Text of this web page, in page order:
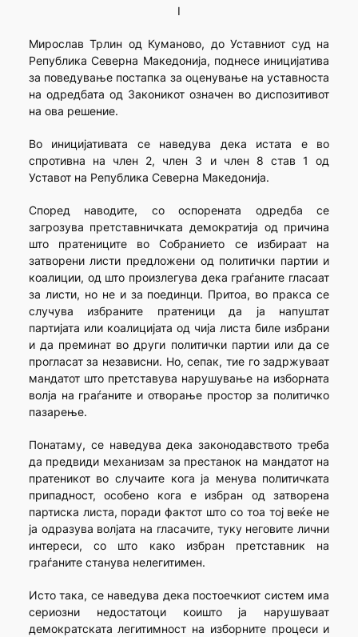
I
Мирослав Трлин од Куманово, до Уставниот суд на
Република Северна Македонија, поднесе иницијатива
за поведување постапка за оценување на уставноста
на одредбата од Законикот означен во диспозитивот
на ова решение.
Во иницијативата се наведува дека истата е во
спротивна на член 2, член 3 и член 8 став 1 од
Уставот на Република Северна Македонија.
Според наводите, со оспорената одредба се
загрозува претставничката демократија од причина
што пратениците во Собранието се избираат на
затворени листи предложени од политички партии и
коалиции, од што произлегува дека граѓаните гласаат
за листи, но не и за поединци. Притоа, во пракса се
случува избраните пратеници да ја напуштат
партијата или коалицијата од чија листа биле избрани
и да преминат во други политички партии или да се
прогласат за независни. Но, сепак, тие го задржуваат
мандатот што претставува нарушување на изборната
волја на граѓаните и отворање простор за политичко
пазарење.
Понатаму, се наведува дека законодавството треба
да предвиди механизам за престанок на мандатот на
пратеникот во случаите кога ја менува политичката
припадност, особено кога е избран од затворена
партиска листа, поради фактот што со тоа тој веќе не
ја одразува волјата на гласачите, туку неговите лични
интереси, со што како избран претставник на
граѓаните станува нелегитимен.
Исто така, се наведува дека постоечкиот систем има
сериозни недостатоци коишто ја нарушуваат
демократската легитимност на изборните процеси и